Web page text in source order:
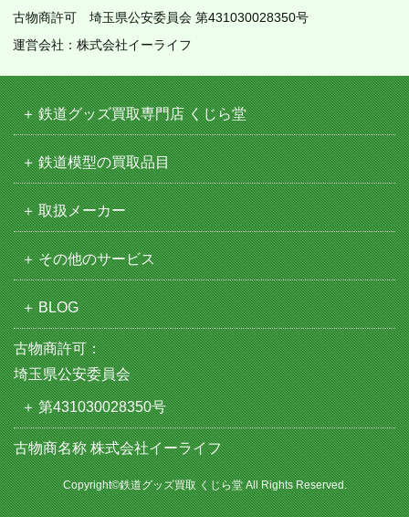
古物商許可 埼玉県公安委員会 第431030028350号
運営会社：株式会社イーライフ
鉄道グッズ買取専門店 くじら堂
鉄道模型の買取品目
取扱メーカー
その他のサービス
BLOG
古物商許可：
埼玉県公安委員会
第431030028350号
古物商名称 株式会社イーライフ
Copyright©鉄道グッズ買取 くじら堂 All Rights Reserved.